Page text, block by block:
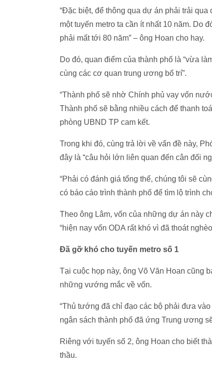
“Đặc biệt, để thông qua dự án phải trải
một tuyến metro ta cần ít nhất 10 năm. Do
phải mất tới 80 năm” – ông Hoan cho hay.
Do đó, quan điểm của thành phố là “vừa
cùng các cơ quan trung ương bố trí”.
“Thành phố sẽ nhờ Chính phủ vay vốn
Thành phố sẽ bằng nhiều cách để thanh
phòng UBND TP cam kết.
Trong khi đó, cùng trả lời về vấn đề này,
đây là “câu hỏi lớn liên quan đến cân đối
“Phải có đánh giá tổng thể, chúng tôi sẽ
có báo cáo trình thành phố để tìm lộ trình
Theo ông Lâm, vốn của những dự án này
“hiện nay vốn ODA rất khó vì đã thoát nghèo
Đã gỡ khó cho tuyến metro số 1
Tại cuộc họp này, ông Võ Văn Hoan cũng
những vướng mắc về vốn.
“Thủ tướng đã chỉ đạo các bộ phải đưa
ngân sách thành phố đã ứng Trung ương
Riêng với tuyến số 2, ông Hoan cho biết
thầu.